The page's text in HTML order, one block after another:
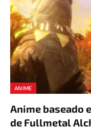
ANIME
Anime baseado
de Fullmetal